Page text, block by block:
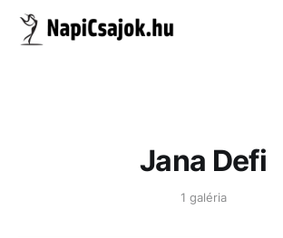
Jana Defi
1 galéria